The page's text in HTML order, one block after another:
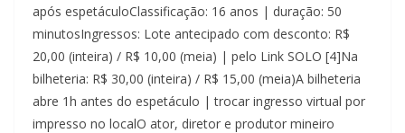
após espetáculoClassificação: 16 anos | duração: 50
minutosIngressos: Lote antecipado com desconto: R$
20,00 (inteira) / R$ 10,00 (meia) | pelo Link SOLO [4]Na
bilheteria: R$ 30,00 (inteira) / R$ 15,00 (meia)A bilheteria
abre 1h antes do espetáculo | trocar ingresso virtual por
impresso no localO ator, diretor e produtor mineiro